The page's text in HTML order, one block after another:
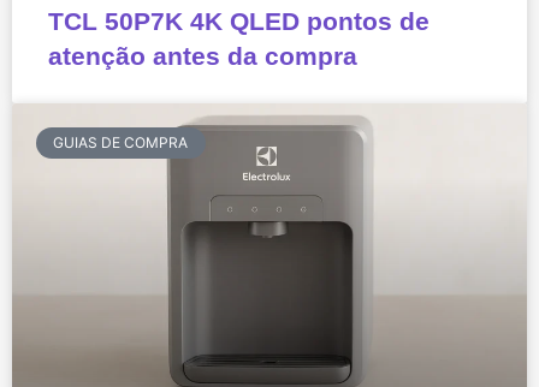
TCL 50P7K 4K QLED pontos de
atenção antes da compra
GUIAS DE COMPRA